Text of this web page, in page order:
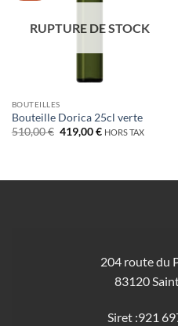
RUPTURE DE STOCK
BOUTEILLES
Bouteille Dorica 25cl verte
510,00€ Le
419,00€LeHORS TAX
204 route du
83120
Siret :921